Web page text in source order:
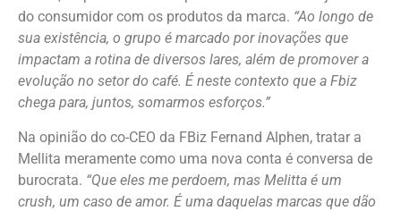
do consumidor com os produtos da marca. “Ao longo de
sua existência, o grupo é marcado por inovações que
impactam a rotina de diversos lares, além de promover a
evolução no setor do café. É neste contexto que a Fbiz
chega para, juntos, somarmos esforços.”
Na opinião do co-CEO da FBiz Fernand Alphen, tratar a
Mellita meramente como uma nova conta é conversa de
burocrata. “Que eles me perdoem, mas Melitta é um
crush, um caso de amor. É uma daquelas marcas que dão